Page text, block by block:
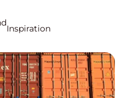
Inspiration